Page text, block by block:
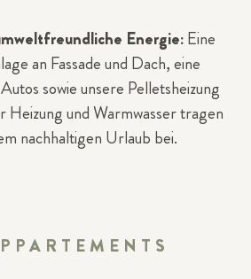
Energie:Eine
an Fassade und Dach, eine
sowie unsere Pelletsheizung
Heizung und Warmwasser tragen
nachhaltigen Urlaub bei.